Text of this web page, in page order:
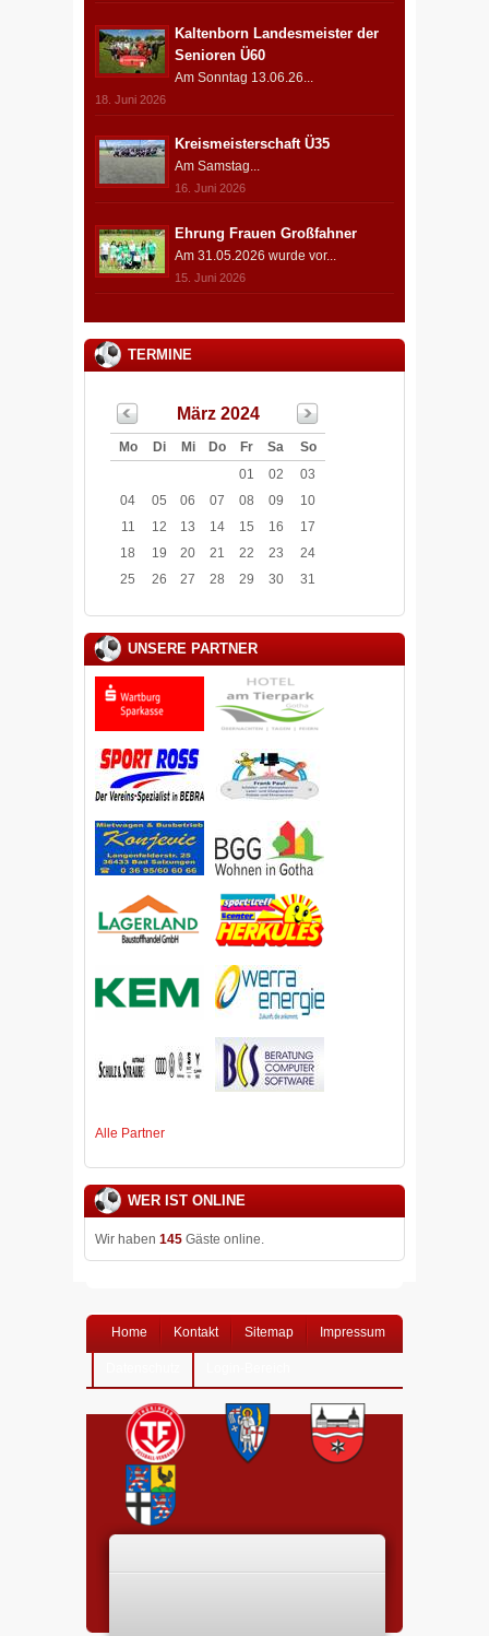
Kaltenborn Landesmeister der
Senioren Ü60
Am Sonntag 13.06.26...
18. Juni 2026
Kreismeisterschaft Ü35
Am Samstag...
16. Juni 2026
Ehrung Frauen Großfahner
Am 31.05.2026 wurde vor...
15. Juni 2026
TERMINE
März 2024
Mo Di Mi Do Fr Sa
So
01
02
03
04
05 06 07 08 09
10
11
12 13 14 15 16
17
18
19 20 21 22 23
24
25
26 27 28 29 30 31
UNSERE PARTNER
Alle Partner
WER IST ONLINE
Wir haben 145 Gäste online.
Home Kontakt Sitemap Impressum